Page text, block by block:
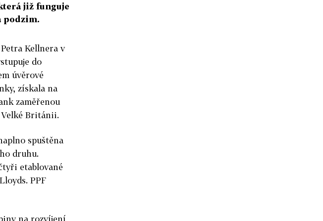
již funguje
podzim.
Kellnera v
do
úvěrové
získala na
zaměřenou
Velké Británii.
spuštěna
druhu.
etablované
PPF
na rozvíjení